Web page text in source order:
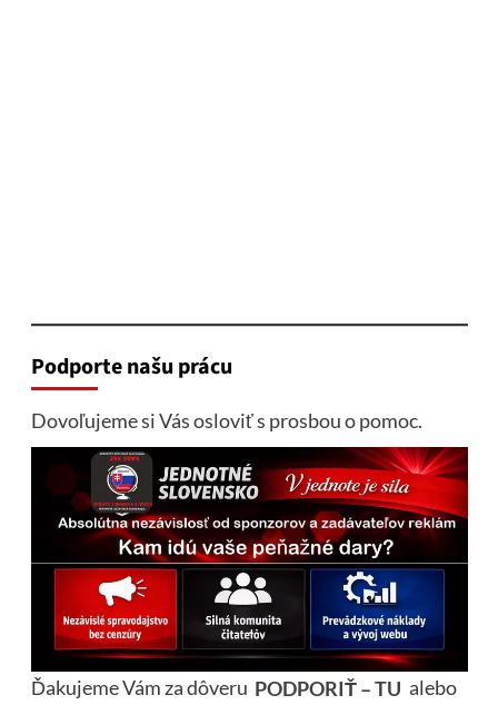
Podporte našu prácu
Dovoľujeme si Vás osloviť s prosbou o pomoc.
Ďakujeme Vám za dôveru PODPORIŤ – TU alebo